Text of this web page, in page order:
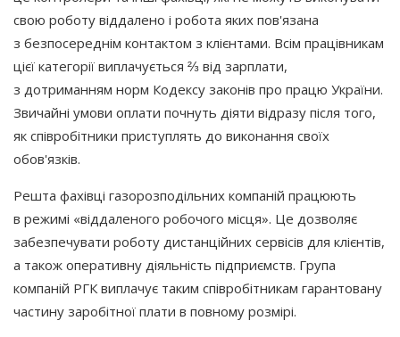
свою роботу віддалено і робота яких пов'язана
з безпосереднім контактом з клієнтами. Всім працівникам
цієї категорії виплачується ⅔ від зарплати,
з дотриманням норм Кодексу законів про працю України.
Звичайні умови оплати почнуть діяти відразу після того,
як співробітники приступлять до виконання своїх
обов'язків.
Решта фахівці газорозподільних компаній працюють
в режимі «віддаленого робочого місця». Це дозволяє
забезпечувати роботу дистанційних сервісів для клієнтів,
а також оперативну діяльність підприємств. Група
компаній РГК виплачує таким співробітникам гарантовану
частину заробітної плати в повному розмірі.